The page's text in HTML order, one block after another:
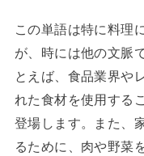
この単語は特に料理
が、時には他の文脈
とえば、食品業界や
れた食材を使用する
登場します。また、
るために、肉や野菜